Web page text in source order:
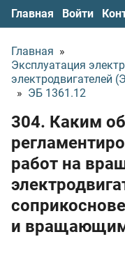
Главная Войти
Главная »
Эксплуатация
электродвигателей
» ЭБ 1361.12
304. Каким
работ на
и